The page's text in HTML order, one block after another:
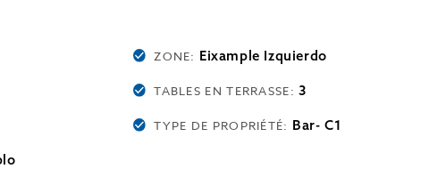
ZONE: Eixample Izquierdo
TABLES EN TERRASSE:3
TYPE DE PROPRIÉTÉ: Bar- C1